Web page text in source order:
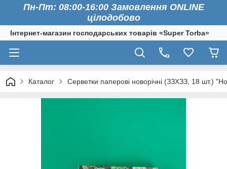
Пн-Пт: 08:00-16:00 Замовлення ONLINE
цілодобово
Інтернет-магазин господарських товарів «Super Torba»
Каталог Серветки паперові новорічні (ЗЗХЗЗ, 18 шт.)